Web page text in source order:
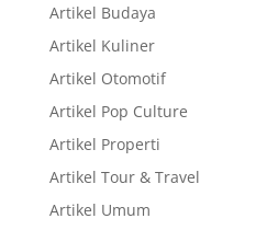
Artikel Budaya
Artikel Kuliner
Artikel Otomotif
Artikel Pop Culture
Artikel Properti
Artikel Tour & Travel
Artikel Umum